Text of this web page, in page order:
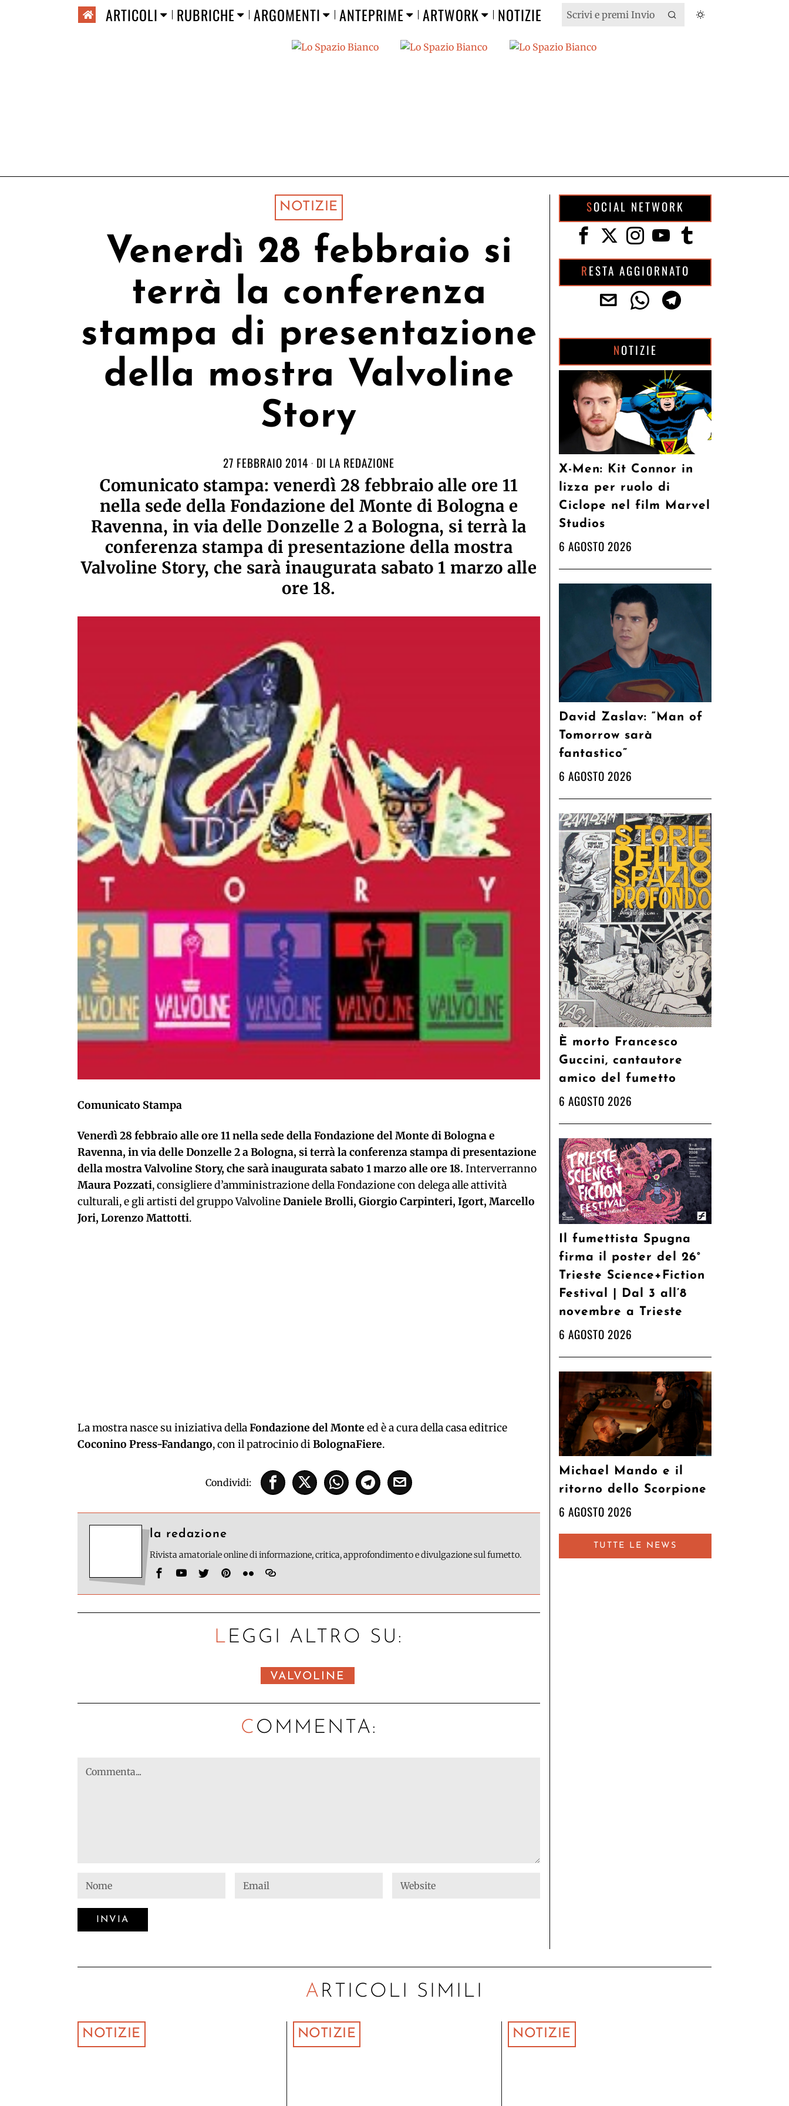
ARTICOLI RUBRICHE ARGOMENTI ANTEPRIME ARTWORK NOTIZIE
NOTIZIE
Venerdì 28 febbraio si
terrà la conferenza
stampa di presentazione
della mostra Valvoline
Story
27 FEBBRAIO 2014 DI LA REDAZIONE
Comunicato stampa: venerdì 28 febbraio alle ore 11
nella sede della Fondazione del Monte di Bologna e
Ravenna, in via delle Donzelle 2 a Bologna, si terrà la
conferenza stampa di presentazione della mostra
Valvoline Story, che sarà inaugurata sabato 1 marzo alle
ore 18.
Comunicato Stampa
Venerdì 28 febbraio alle ore 11 nella sede della Fondazione del Monte di Bologna e
Ravenna, in via delle Donzelle 2 a Bologna, si terrà la conferenza stampa di presentazione
della mostra Valvoline Story, che sarà inaugurata sabato 1 marzo alle ore 18. Interverranno
Maura Pozzati, consigliere d’amministrazione della Fondazione con delega alle attività
culturali, e gli artisti del gruppo ValvolineDaniele Brolli, Giorgio Carpinteri, Igort, Marcello
Jori, Lorenzo Mattotti.
La mostra nasce su iniziativa dellaFondazione del Monte ed è a cura della casa editrice
Coconino Press-Fandango, con il patrocinio diBolognaFiere.
Condividi:
la redazione
Rivista amatoriale online di informazione, critica, approfondimento e divulgazione sul fumetto.
LEGGI ALTRO SU:
VALVOLINE
C OMMENTA:
SOCIAL NETWORK
RESTA AGGIORNATO
NOTIZIE
X-Men: Kit Connor in
lizza per ruolo di
Ciclope nel film Marvel
Studios
6 AGOSTO 2026
David Zaslav: “Man of
Tomorrow sarà
fantastico”
6 AGOSTO 2026
È morto Francesco
Guccini, cantautore
amico del fumetto
6 AGOSTO 2026
Il fumettista Spugna
firma il poster del 26°
Trieste Science+Fiction
Festival | Dal 3 all’8
novembre a Trieste
6 AGOSTO 2026
Michael Mando e il
ritorno dello Scorpione
6 AGOSTO 2026
TUTTE LE NEWS
ARTICOLI SIMILI
NOTIZIE NOTIZIE NOTIZIE